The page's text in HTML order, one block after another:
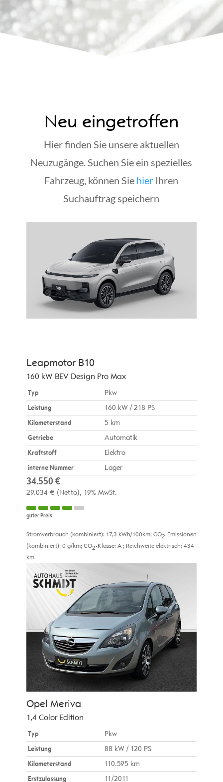
Neu eingetroffen
Hier finden Sie unsere aktuellen
Neuzugänge. Suchen Sie ein spezielles
Fahrzeug, können Sie hier Ihren
Suchauftrag speichern
Leapmotor B10
160 kW BEV Design Pro Max
Typ
Pkw
Leistung
160 kW / 218 PS
Kilometerstand
5 km
Getriebe
Automatik
Kraftstoff
Elektro
interne Nummer
Lager
34.550 €
29.034 € (Netto) 19% MwSt.
guter Preis
Stromverbrauch (kombiniert): 17,3 kWh/100km; CO2-Emissionen
(kombiniert): 0 g/km; CO2-Klasse: A ; Reichweite elektrisch: 434
km
Opel Meriva
1,4 Color Edition
Typ
Pkw
Leistung
88 kW / 120 PS
Kilometerstand
110.595 km
Erstzulassung
11/2011